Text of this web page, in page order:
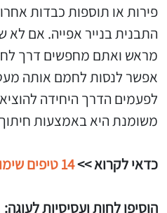
פירות או תוספות כבדות
התבנית בנייר אפייה. אם
מראש ואתם מחפשים דרך
אפשר לנסות לחמם אותה
לפעמים הדרך היחידה
משומנת היא באמצעות
כדאי לקרוא >>14 טיפים שימושיים להכנת בצק שמרים
הוסיפו לחות ועסיסיות לעוגה: